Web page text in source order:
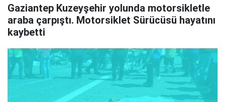
Gaziantep Kuzeyşehir yolunda motorsikletle
araba çarpıştı. Motorsiklet Sürücüsü hayatını
kaybetti